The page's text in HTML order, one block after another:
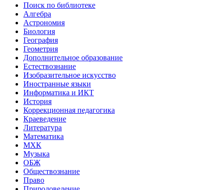
Поиск по библиотеке
Алгебра
Астрономия
Биология
География
Геометрия
Дополнительное образование
Естествознание
Изобразительное искусство
Иностранные языки
Информатика и ИКТ
История
Коррекционная педагогика
Краеведение
Литература
Математика
МХК
Музыка
ОБЖ
Обществознание
Право